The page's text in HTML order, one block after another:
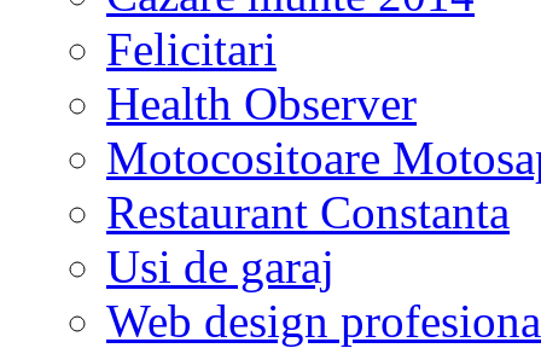
Felicitari
Health Observer
Motocositoare
Restaurant Constanta
Usi de garaj
Web design